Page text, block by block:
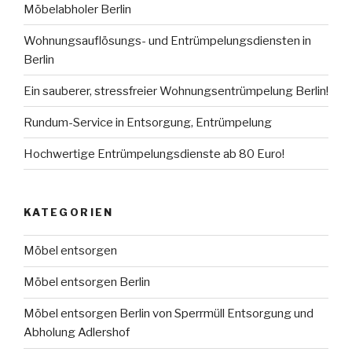
Möbelabholer Berlin
Wohnungsauflösungs- und Entrümpelungsdiensten in
Berlin
Ein sauberer, stressfreier Wohnungsentrümpelung Berlin!
Rundum-Service in Entsorgung, Entrümpelung
Hochwertige Entrümpelungsdienste ab 80 Euro!
KATEGORIEN
Möbel entsorgen
Möbel entsorgen Berlin
Möbel entsorgen Berlin von Sperrmüll Entsorgung und
Abholung Adlershof